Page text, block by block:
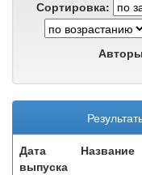
Сортировка:
Дата
выпуска
Название